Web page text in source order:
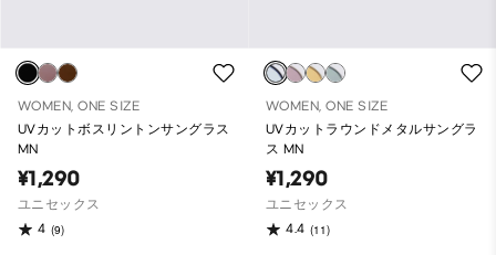
WOMEN, ONE SIZE
UVカットボスリントンサングラス
MN
¥1,290
ユニセックス
4 (9)
WOMEN, ONE SIZE
UVカットラウンドメタルサングラ
ス MN
¥1,290
ユニセックス
4.4 (11)